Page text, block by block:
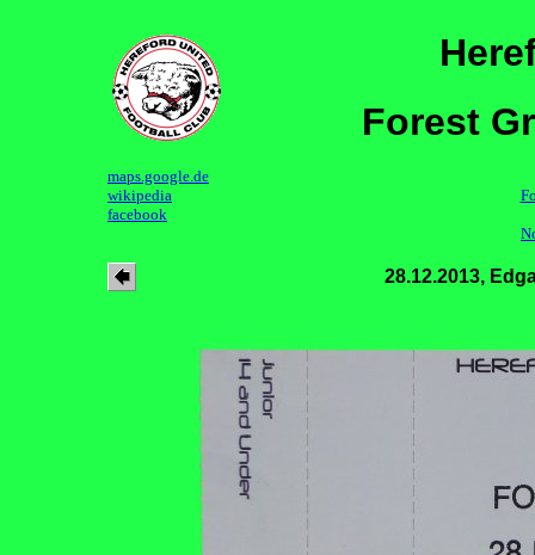
Forest
maps.google.de
wikipedia
facebook
28.12.2013,